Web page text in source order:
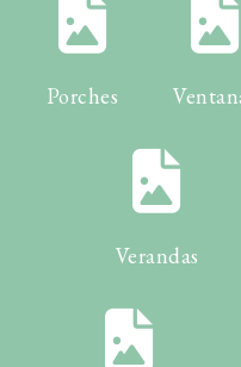
Porches
Verandas